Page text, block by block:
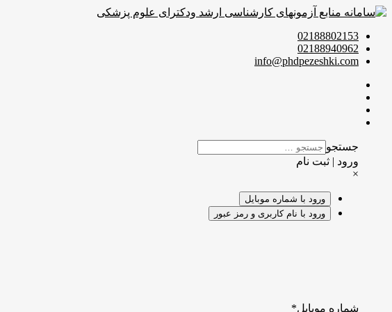
02188802153
02188940962
info@phdpezeshki.com
جستجو
ورود | ثبت نام
×
ورود با شماره موبایل
ورود با نام کاربری و رمز عبور
شماره موبایل*